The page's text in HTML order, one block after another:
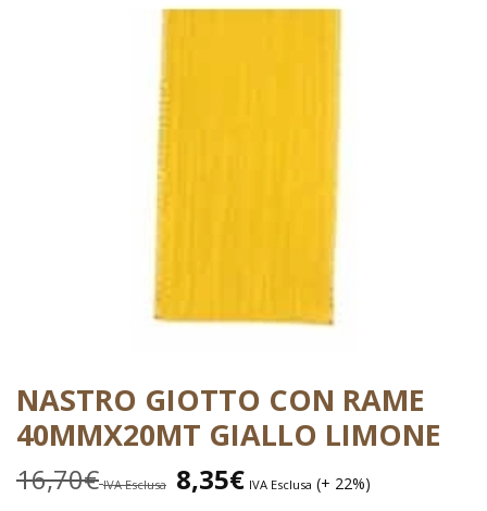
NASTRO GIOTTO CON RAME
40MMX20MT GIALLO LIMONE
16,70€ IVA Esclusa 8,35€ IVA Esclusa (+ 22%)